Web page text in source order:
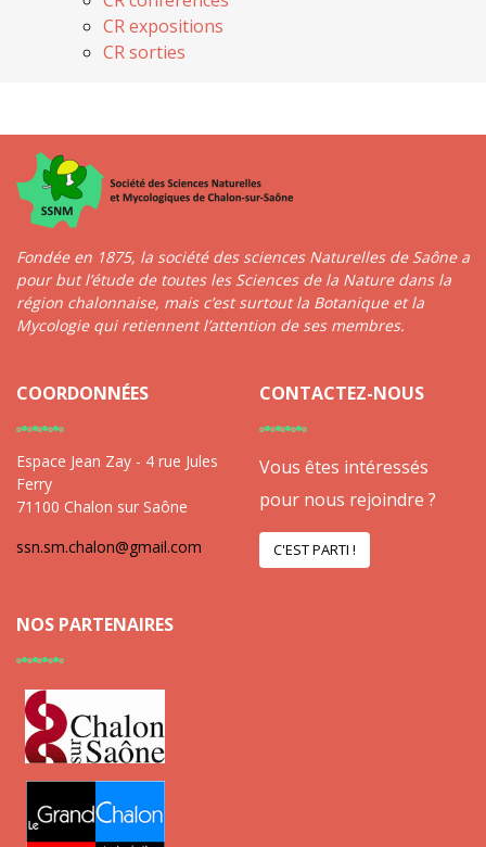
CR expositions
CR sorties
Fondée en 1875, la société des sciences Naturelles de Saône a
pour but l’étude de toutes les Sciences de la Nature dans la
région chalonnaise, mais c’est surtout la Botanique et la
Mycologie qui retiennent l’attention de ses membres.
COORDONNÉES
Espace Jean Zay - 4 rue Jules
Ferry
71100 Chalon sur Saône
ssn.sm.chalon@gmail.com
CONTACTEZ-NOUS
Vous êtes intéressés
pour nous rejoindre ?
C'EST PARTI !
NOS PARTENAIRES